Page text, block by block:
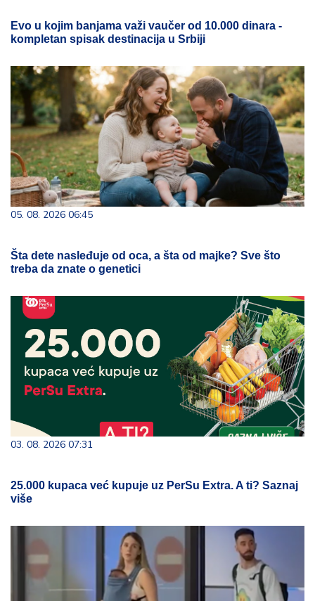
Evo u kojim banjama važi vaučer od 10.000 dinara -
kompletan spisak destinacija u Srbiji
05. 08. 2026 06:45
Šta dete nasleđuje od oca, a šta od majke? Sve što
treba da znate o genetici
03. 08. 2026 07:31
25.000 kupaca već kupuje uz PerSu Extra. A ti? Saznaj
više